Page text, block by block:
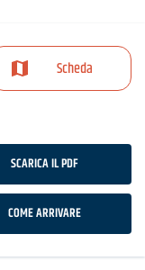
Scheda
SCARICA IL PDF
COME ARRIVARE